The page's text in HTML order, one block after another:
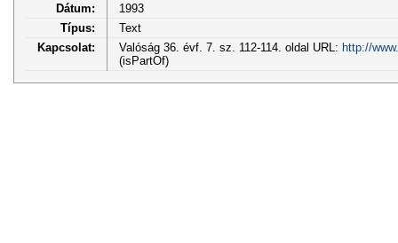
Dátum:
1993
Típus:
Text
Kapcsolat:
Valóság 36. évf. 7. sz. 112-114. oldal URL: http://
(isPartOf)